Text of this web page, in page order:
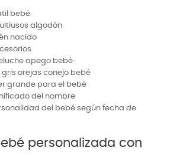
bebé
algodón
nacido
apego bebé
orejas conejo bebé
grande para el bebé
del nombre
del bebé según fecha de
personalizada con